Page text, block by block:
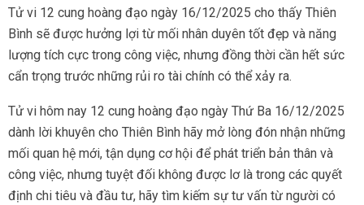
Tử vi 12 cung hoàng đạo ngày 16/12/2025 cho thấy Thiên
Bình sẽ được hưởng lợi từ mối nhân duyên tốt đẹp và năng
lượng tích cực trong công việc, nhưng đồng thời cần hết sức
cẩn trọng trước những rủi ro tài chính có thể xảy ra.
Tử vi hôm nay 12 cung hoàng đạo ngày Thứ Ba 16/12/2025
dành lời khuyên cho Thiên Bình hãy mở lòng đón nhận những
mối quan hệ mới, tận dụng cơ hội để phát triển bản thân và
công việc, nhưng tuyệt đối không được lơ là trong các quyết
định chi tiêu và đầu tư, hãy tìm kiếm sự tư vấn từ người có